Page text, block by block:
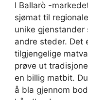
I Ballarò -
sjømat til
unike gjenstander
andre steder. Det
tilgjengelige
prøve ut
en billig matbit.
å bla gjennom